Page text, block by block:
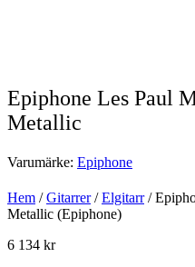
Epiphone Les Paul
Metallic
Varumärke: Epiphone
Hem /Gitarrer/Elgitarr/
Metallic (Epiphone)
6 134 kr